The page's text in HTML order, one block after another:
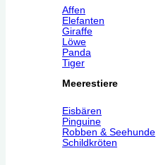
Affen
Elefanten
Giraffe
Löwe
Panda
Tiger
Meerestiere
Eisbären
Pinguine
Robben & Seehunde
Schildkröten